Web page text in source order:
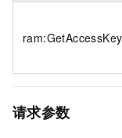
请求参数